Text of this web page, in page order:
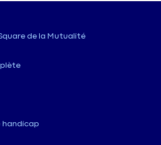
de la Mutualité
handicap